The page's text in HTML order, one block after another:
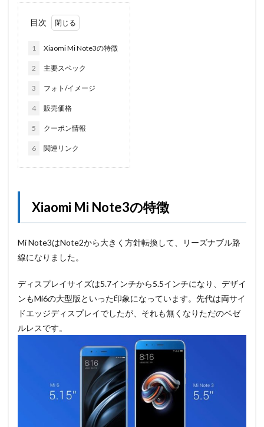
目次
1 Xiaomi Mi Note3の特徴
2 主要スペック
3 フォト/イメージ
4 販売価格
5 クーポン情報
6 関連リンク
Xiaomi Mi Note3の特徴
Mi Note3はNote2から大きく方針転換して、リーズナブル路
線になりました。
ディスプレイサイズは5.7インチから5.5インチになり、デザイ
ンもMi6の大型版といった印象になっています。先代は両サイ
ドエッジディスプレイでしたが、それも無くなりただのベゼ
ルレスです。